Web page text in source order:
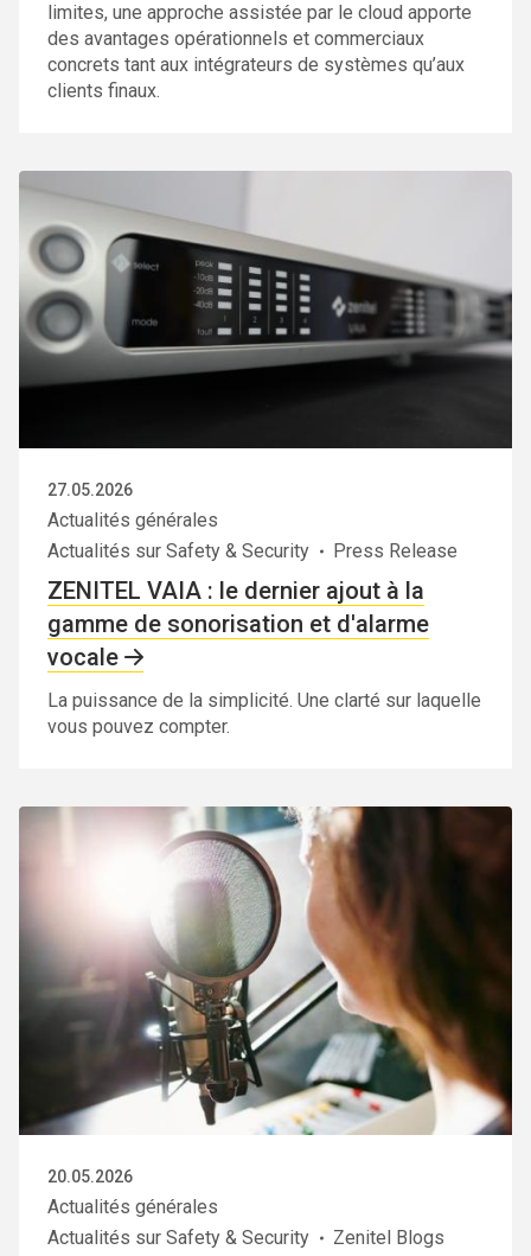
limites, une approche assistée par le cloud apporte
des avantages opérationnels et commerciaux
concrets tant aux intégrateurs de systèmes qu’aux
clients finaux.
27.05.2026
Actualités générales
Actualités sur Safety & Security
Press Release
ZENITEL VAIA : le dernier ajout à la
gamme de sonorisation et d'alarme
vocale
La puissance de la simplicité. Une clarté sur laquelle
vous pouvez compter.
20.05.2026
Actualités générales
Actualités sur Safety & Security
Zenitel Blogs